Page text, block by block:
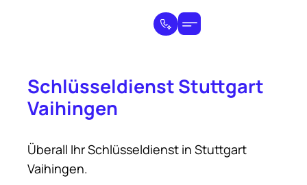
Schlüsseldienst Stuttgart
Vaihingen
Überall Ihr Schlüsseldienst in Stuttgart
Vaihingen.